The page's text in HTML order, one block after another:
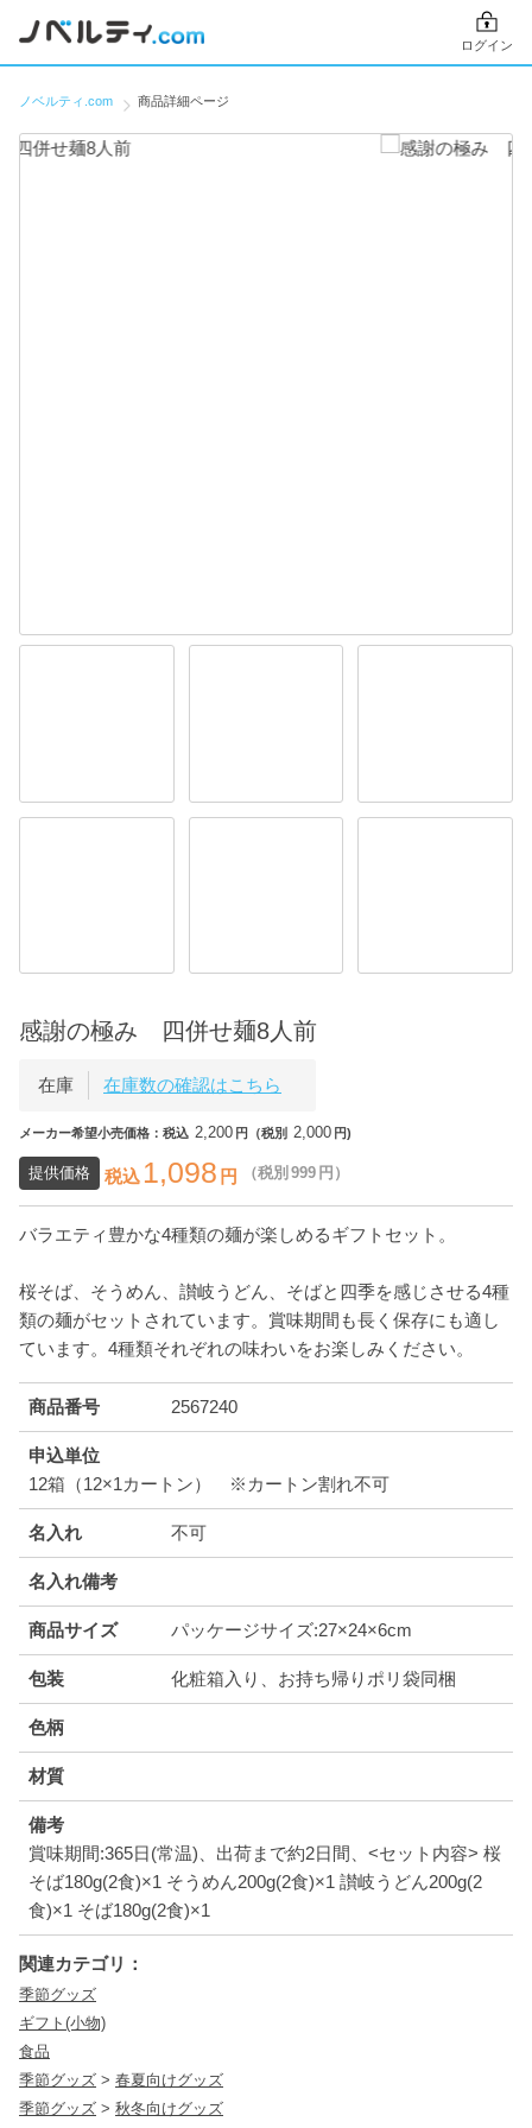
ログイン
ノベルティ.com 商品詳細ページ
感謝の極み 四併せ麺8人前
在庫 在庫数の確認はこちら
メーカー希望小売価格：税込 2,200 円（税別 2,000 円)
提供価格 税込 1,098 円 （税別 999 円）
バラエティ豊かな4種類の麺が楽しめるギフトセット。
桜そば、そうめん、讃岐うどん、そばと四季を感じさせる4種
類の麺がセットされています。賞味期間も長く保存にも適し
ています。4種類それぞれの味わいをお楽しみください。
商品番号 2567240
申込単位
12箱（12×1カートン） ※カートン割れ不可
名入れ 不可
名入れ備考
商品サイズ パッケージサイズ:27×24×6cm
包装 化粧箱入り、お持ち帰りポリ袋同梱
色柄
材質
備考
賞味期間:365日(常温)、出荷まで約2日間、<セット内容> 桜
そば180g(2食)×1 そうめん200g(2食)×1 讃岐うどん200g(2
食)×1 そば180g(2食)×1
関連カテゴリ：
季節グッズ
ギフト(小物)
食品
季節グッズ > 春夏向けグッズ
季節グッズ > 秋冬向けグッズ